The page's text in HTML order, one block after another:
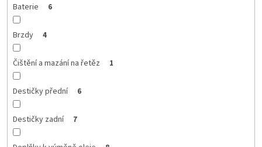
Baterie 6
Brzdy 4
Čištění a mazání na řetěz 1
Destičky přední 6
Destičky zadní 7